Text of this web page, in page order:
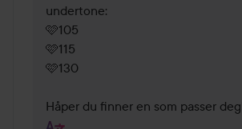
undertone:
🩷105
🩷115
🩷130
Håper du finner en som passer